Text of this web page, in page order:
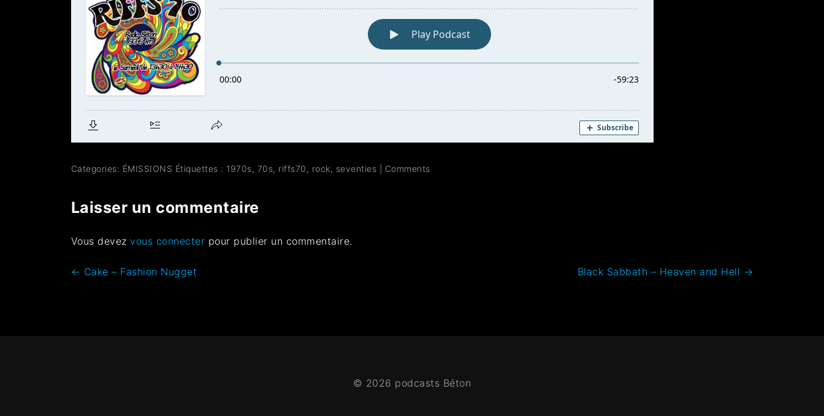
Categories: ÉMISSIONS Étiquettes : 1970s, 70s, riffs70 , rock, seventies Comments
Laisser un commentaire
Vous devezvous connecter pour publier un commentaire.
← Cake – Fashion Nugget Black Sabbath – Heaven and Hell →
© 2026 podcasts Béton